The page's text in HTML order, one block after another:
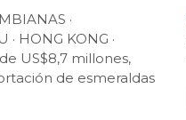
·
· HONG KONG ·
US$8,7 millones,
de esmeraldas